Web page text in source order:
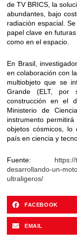
de TV BRICS, la
abundantes, bajo
radiación espacial.
papel clave en
como en el espacio.
En Brasil,
en colaboración con
multiobjeto que se
Grande (ELT, por
construcción en el
Ministerio de
instrumento
objetos cósmicos,
país en ciencia y
Fuente:
desarrollando-un-
ultraligeros/
FACEBOOK
EMAIL